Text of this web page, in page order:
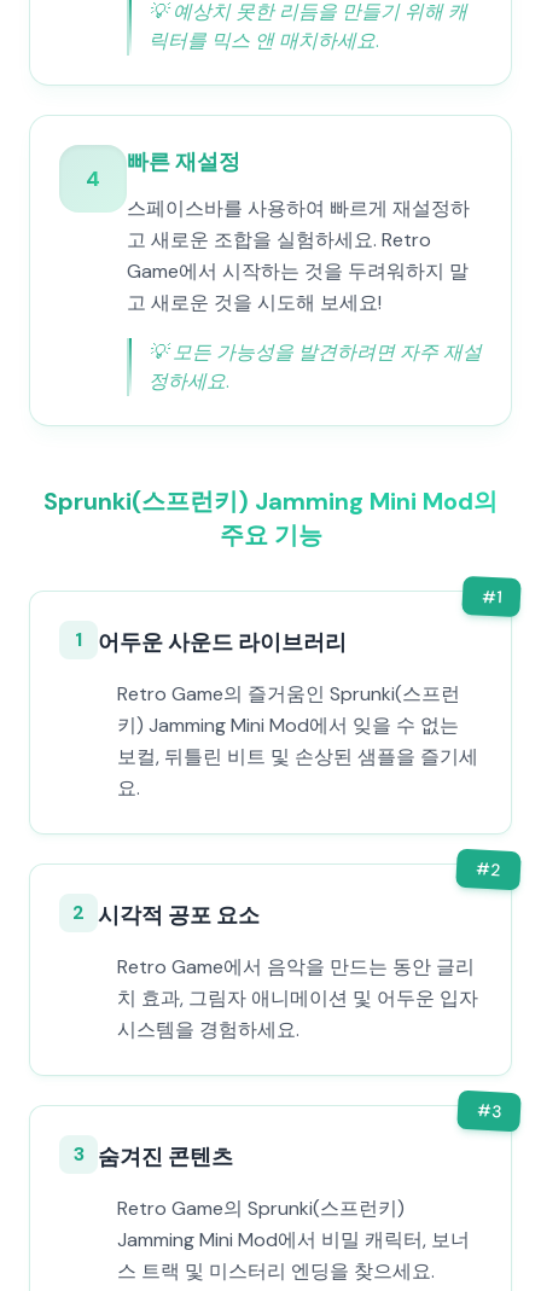
💡예상치 못한 리듬을 만들기 위해 캐
릭터를 믹스 앤 매치하세요.
4
빠른 재설정
스페이스바를 사용하여 빠르게 재설정하
고 새로운 조합을 실험하세요. Retro
Game에서 시작하는 것을 두려워하지 말
고 새로운 것을 시도해 보세요!
💡모든 가능성을 발견하려면 자주 재설
정하세요.
Sprunki(스프런키) Jamming Mini Mod의
주요 기능
#1
1 어두운 사운드 라이브러리
Retro Game의 즐거움인 Sprunki(스프런
키) Jamming Mini Mod에서 잊을 수 없는
보컬, 뒤틀린 비트 및 손상된 샘플을 즐기세
요.
#2
2 시각적 공포 요소
Retro Game에서 음악을 만드는 동안 글리
치 효과, 그림자 애니메이션 및 어두운 입자
시스템을 경험하세요.
#3
3 숨겨진 콘텐츠
Retro Game의 Sprunki(스프런키)
Jamming Mini Mod에서 비밀 캐릭터, 보너
스 트랙 및 미스터리 엔딩을 찾으세요.